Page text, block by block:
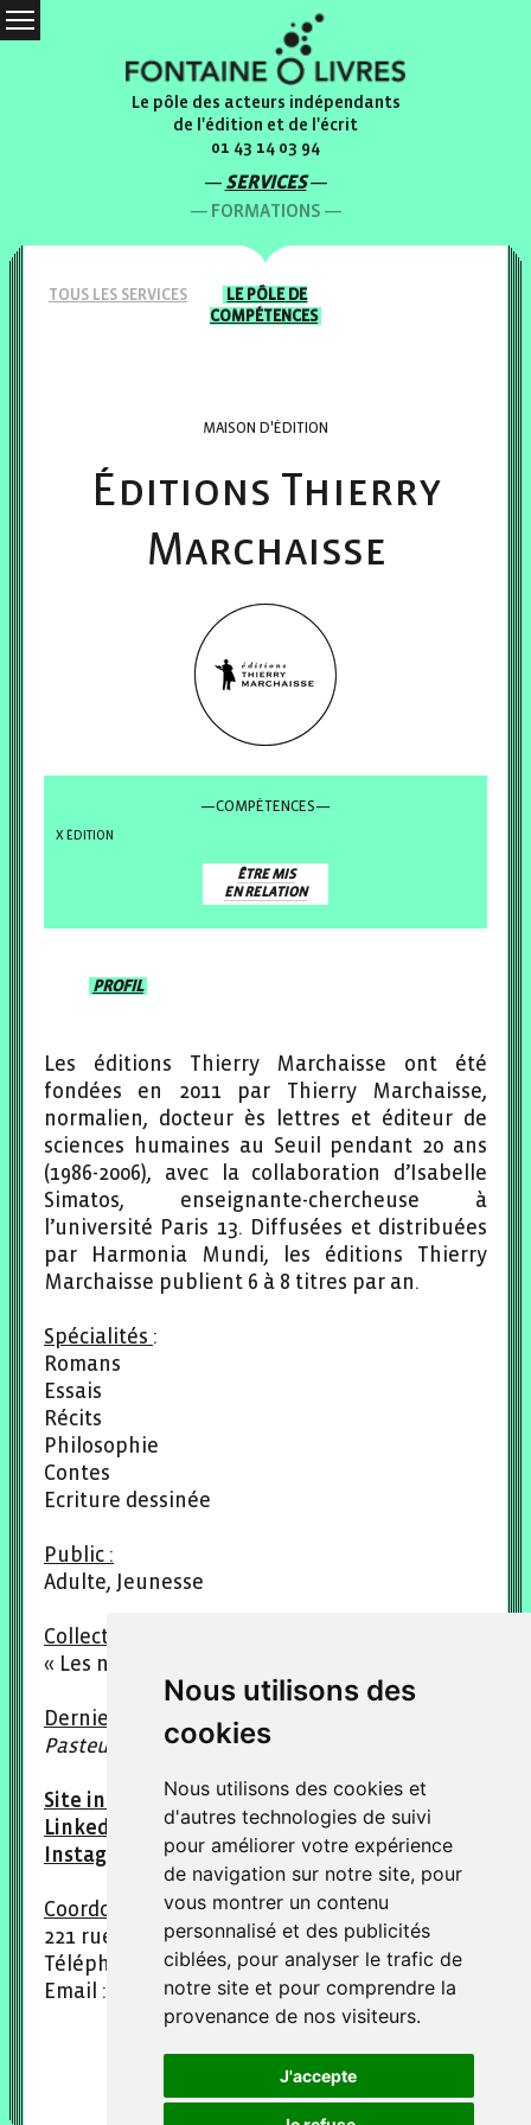
Nous utilisons des
cookies
Nous utilisons des cookies et
d'autres technologies de suivi
pour améliorer votre expérience
de navigation sur notre site, pour
vous montrer un contenu
personnalisé et des publicités
ciblées, pour analyser le trafic de
notre site et pour comprendre la
provenance de nos visiteurs.
J'accepte
Le pôle des acteurs indépendants
de l'édition et de l'écrit
01 43 14 03 94
SERVICES
FORMATIONS
TOUS LES SERVICES LE PÔLEDE
COMPÉTENCES
MAISON D'ÉDITION
Éditions Thierry
Marchaisse
—COMPÉTENCES—
ÉDITION
ÊTRE MIS
EN RELATION
PROFIL
Les éditions Thierry Marchaisse ont été
fondées en 2011 par Thierry Marchaisse,
normalien, docteur ès lettres et éditeur de
sciences humaines au Seuil pendant 20 ans
(1986-2006), avec la collaboration d’Isabelle
Simatos, enseignante-chercheuse à
l’université Paris 13. Diffusées et distribuées
par Harmonia Mundi, les éditions Thierry
Marchaisse publient 6 à 8 titres par an.
Spécialités :
Romans
Essais
Récits
Philosophie
Contes
Ecriture dessinée
Public :
Adulte, Jeunesse
Collections :
« Les non-dits », « Lettre à… », « Octets »
Derniers titres parus :
Pasteur, Bienvenue au XXIème siècle
Site internet : editions-marchaisse.fr
LinkedIn : thierry-marchaisse
Instagram : @thierrymarchaisse
Coordonnées :
221 rue Diderot, 94300 Vincennes
Téléphone : 01 43 98 94 19
Email : contact@editions-marchaisse.com